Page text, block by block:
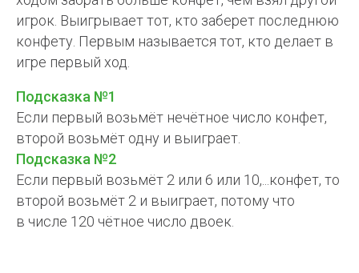
игрок. Выигрывает тот, кто заберет последнюю
конфету. Первым называется тот, кто делает в
игре первый ход.
Подсказка №1
Если первый возьмёт нечётное число конфет,
второй возьмёт одну и выиграет.
Подсказка №2
Если первый возьмёт 2 или 6 или 10,...конфет, то
второй возьмёт 2 и выиграет, потому что
в числе 120 чётное число двоек.